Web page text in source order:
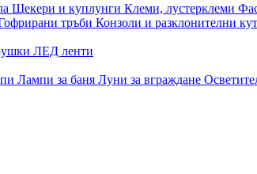
Щекери и куплунги Клеми, лустерклеми
тръби Конзоли и разклонителни
ЛЕД ленти
Лампи за баня Луни за вграждане